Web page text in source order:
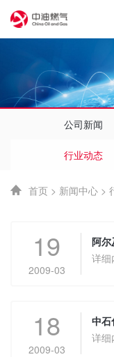
公司新闻
行业动态
首页 > 新闻中心 >
19
2009-03
阿尔
详细
18
2009-03
中石
详细